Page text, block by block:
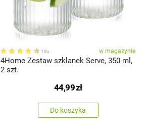
18x w magazynie
4Home Zestaw szklanek Serve, 350 ml,
2 szt.
44,99zł
Do koszyka